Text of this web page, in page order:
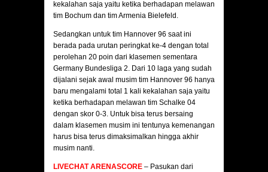
kekalahan saja yaitu ketika berhadapan melawan
tim Bochum dan tim Armenia Bielefeld.
Sedangkan untuk tim Hannover 96 saat ini
berada pada urutan peringkat ke-4 dengan total
perolehan 20 poin dari klasemen sementara
Germany Bundesliga 2. Dari 10 laga yang sudah
dijalani sejak awal musim tim Hannover 96 hanya
baru mengalami total 1 kali kekalahan saja yaitu
ketika berhadapan melawan tim Schalke 04
dengan skor 0-3. Untuk bisa terus bersaing
dalam klasemen musim ini tentunya kemenangan
harus bisa terus dimaksimalkan hingga akhir
musim nanti.
LIVECHAT ARENASCORE – Pasukan dari